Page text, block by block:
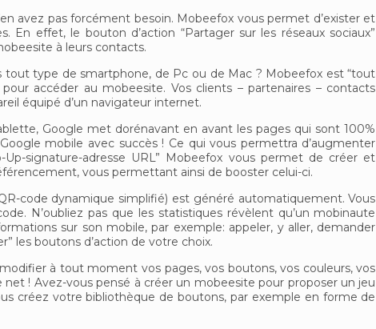
avez pas forcément besoin. Mobeefox vous permet d’exister et
En effet, le bouton d’action “Partager sur les réseaux sociaux”
à leurs contacts.
type de smartphone, de Pc ou de Mac ? Mobeefox est “tout
accéder au mobeesite. Vos clients – partenaires – contacts
équipé d’un navigateur internet.
Google met dorénavant en avant les pages qui sont 100%
mobile avec succès ! Ce qui vous permettra d’augmenter
signature-adresse URL” Mobeefox vous permet de créer et
vous permettant ainsi de booster celui-ci.
code dynamique simplifié) est généré automatiquement. Vous
N’oubliez pas que les statistiques révèlent qu’un mobinaute
sur son mobile, par exemple: appeler, y aller, demander
les boutons d’action de votre choix.
à tout moment vos pages, vos boutons, vos couleurs, vos
! Avez-vous pensé à créer un mobeesite pour proposer un jeu
créez votre bibliothèque de boutons, par exemple en forme de